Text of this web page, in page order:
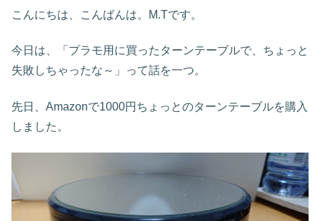
こんにちは、こんばんは。M.Tです。
今日は、「プラモ用に買ったターンテーブルで、ちょっと
失敗しちゃったな～」って話を一つ。
先日、Amazonで1000円ちょっとのターンテーブルを購入
しました。